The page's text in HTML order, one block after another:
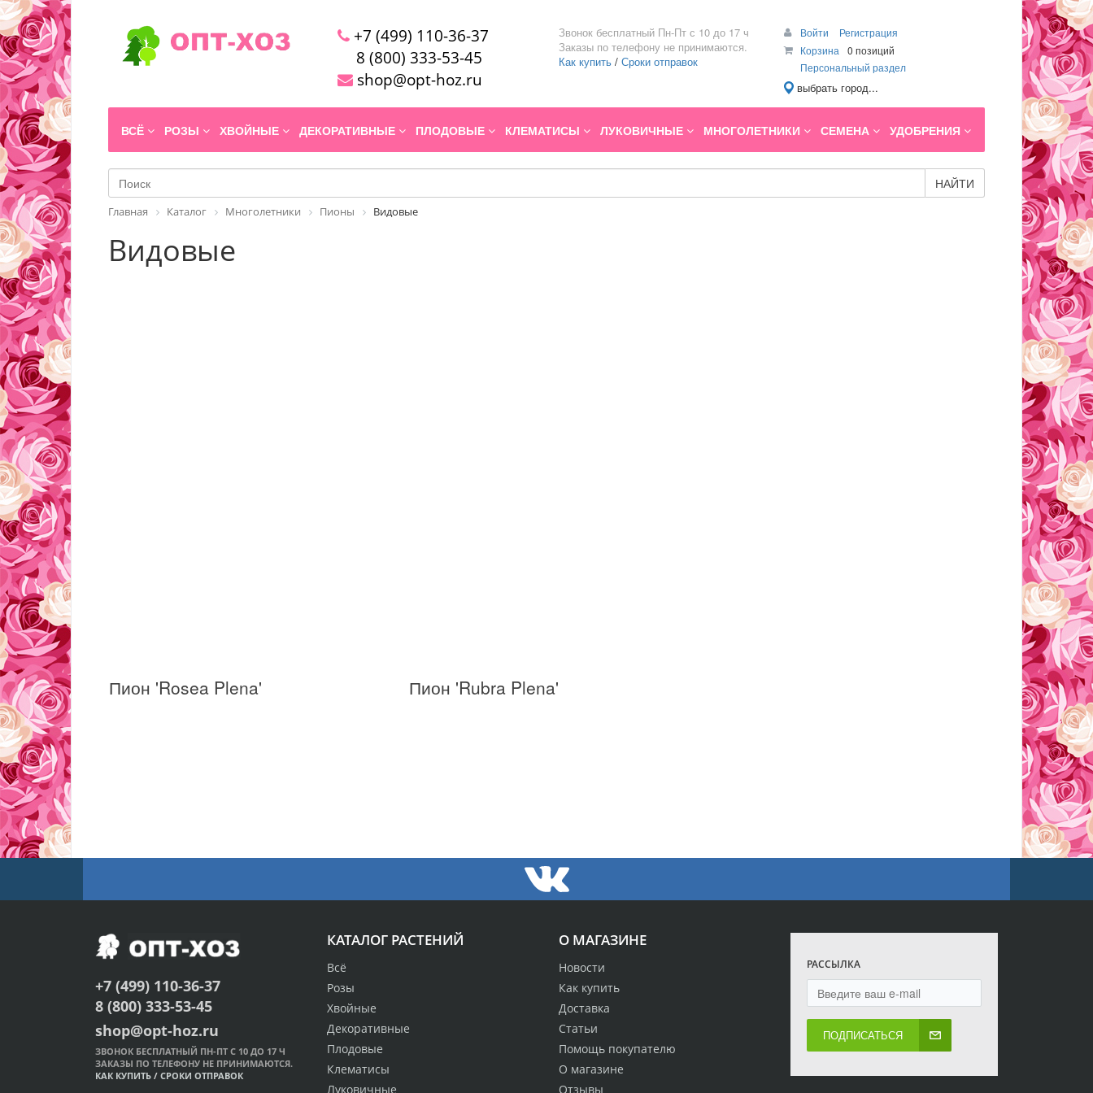
+7 (499) 110-36-37
8 (800) 333-53-45
shop@opt-hoz.ru
Звонок бесплатный Пн-Пт с 10 до 17 ч
Заказы по телефону не принимаются.
Как купить / Сроки отправок
Войти
Регистрация
Корзина
0 позиций
Персональный раздел
выбрать город...
ВСЁ РОЗЫ ХВОЙНЫЕ ДЕКОРАТИВНЫЕ ПЛОДОВЫЕ КЛЕМАТИСЫ ЛУКОВИЧНЫЕ МНОГОЛЕТНИКИ СЕМЕНА УДОБРЕНИЯ
НАЙТИ
Главная Каталог Многолетники Пионы Видовые
Видовые
Пион 'Rosea Plena' Пион 'Rubra Plena'
О МАГАЗИНЕ
Новости
Как купить
Доставка
Статьи
Помощь покупателю
О магазине
Отзывы
КАТАЛОГ РАСТЕНИЙ
Всё
Розы
Хвойные
Декоративные
Плодовые
Клематисы
Луковичные
РАССЫЛКА
ПОДПИСАТЬСЯ
+7 (499) 110-36-37
8 (800) 333-53-45
shop@opt-hoz.ru
ЗВОНОК БЕСПЛАТНЫЙ ПН-ПТ С 10 ДО 17 Ч
ЗАКАЗЫ ПО ТЕЛЕФОНУ НЕ ПРИНИМАЮТСЯ.
КАК КУПИТЬ / СРОКИ ОТПРАВОК